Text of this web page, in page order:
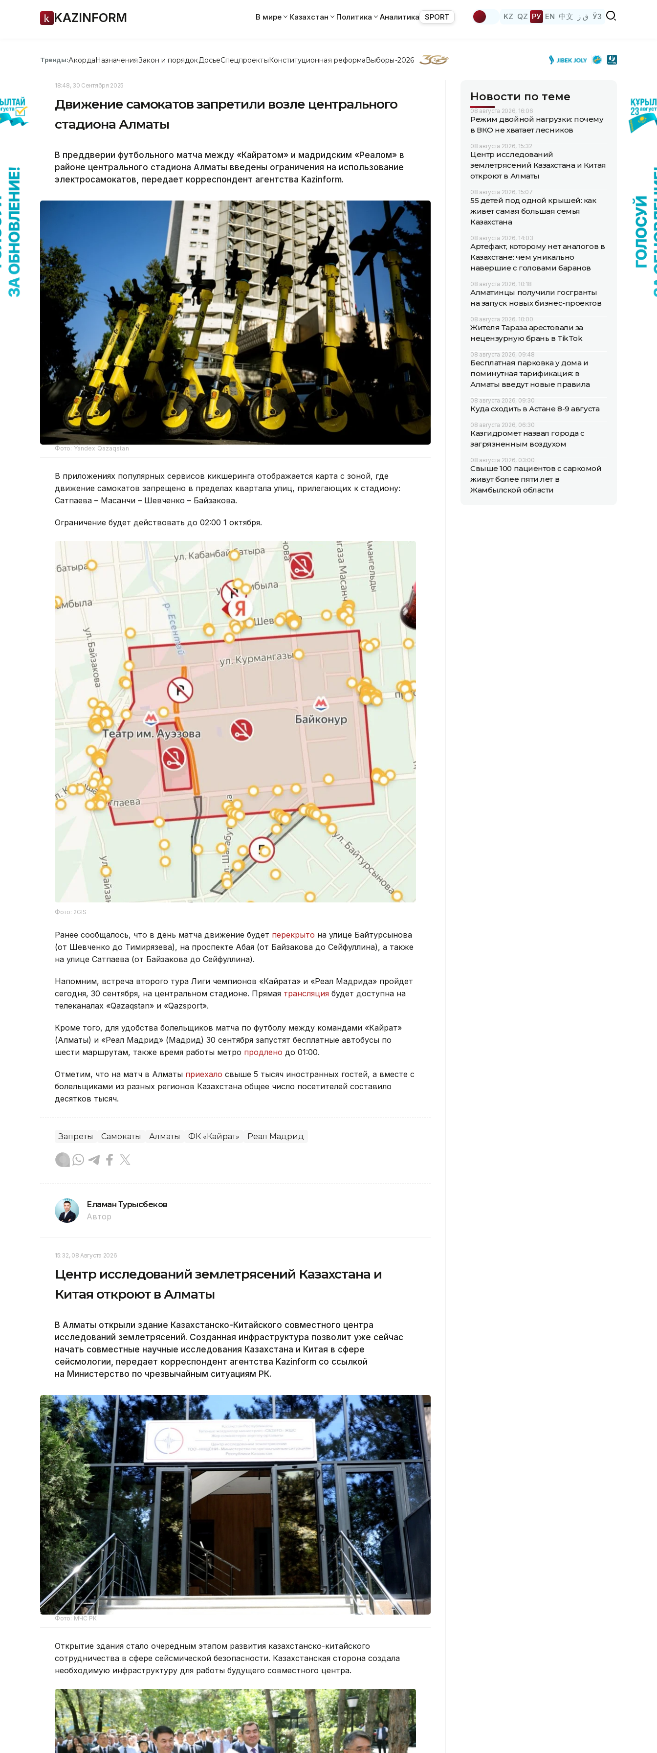
KAZINFORM В мире Казахстан Политика Аналитика SPORT KZ QZ РУ EN 中文 ق ز ЎЗ
Тренды:АкордаНазначенияЗакон и порядок ДосьеСпецпроектыКонституционная реформаВыборы-2026
18:48, 30 Сентября 2025
Движение самокатов запретили возле центрального
стадиона Алматы
В преддверии футбольного матча между «Кайратом» и мадридским «Реалом» в
районе центрального стадиона Алматы введены ограничения на использование
электросамокатов, передает корреспондент агентства Kazinform.
Фото: Yandex Qazaqstan
В приложениях популярных сервисов кикшеринга отображается карта с зоной, где
движение самокатов запрещено в пределах квартала улиц, прилегающих к стадиону:
Сатпаева – Масанчи – Шевченко – Байзакова.
Ограничение будет действовать до 02:00 1 октября.
Фото: 2GIS
Ранее сообщалось, что в день матча движение будет перекрыто на улице Байтурсынова
(от Шевченко до Тимирязева), на проспекте Абая (от Байзакова до Сейфуллина), а также
на улице Сатпаева (от Байзакова до Сейфуллина).
Напомним, встреча второго тура Лиги чемпионов «Кайрата» и «Реал Мадрида» пройдет
сегодня, 30 сентября, на центральном стадионе. Прямая трансляция будет доступна на
телеканалах «Qazaqstan» и «Qazsport».
Кроме того, для удобства болельщиков матча по футболу между командами «Кайрат»
(Алматы) и «Реал Мадрид» (Мадрид) 30 сентября запустят бесплатные автобусы по
шести маршрутам, также время работы метро продлено до 01:00.
Отметим, что на матч в Алматы приехало свыше 5 тысяч иностранных гостей, а вместе с
болельщиками из разных регионов Казахстана общее число посетителей составило
десятков тысяч.
Запреты Самокаты Алматы ФК «Кайрат» Реал Мадрид
Еламан Турысбеков
Автор
15:32, 08 Августа 2026
Центр исследований землетрясений Казахстана и
Китая откроют в Алматы
В Алматы открыли здание Казахстанско-Китайского совместного центра
исследований землетрясений. Созданная инфраструктура позволит уже сейчас
начать совместные научные исследования Казахстана и Китая в сфере
сейсмологии, передает корреспондент агентства Kazinform со ссылкой
на Министерство по чрезвычайным ситуациям РК.
Фото: МЧС РК
Открытие здания стало очередным этапом развития казахстанско-китайского
сотрудничества в сфере сейсмической безопасности. Казахстанская сторона создала
необходимую инфраструктуру для работы будущего совместного центра.
Новости по теме
08 августа 2026, 16:06
Режим двойной нагрузки: почему
в ВКО не хватает лесников
08 августа 2026, 15:32
Центр исследований
землетрясений Казахстана и Китая
откроют в Алматы
08 августа 2026, 15:07
55 детей под одной крышей: как
живет самая большая семья
Казахстана
08 августа 2026, 14:03
Артефакт, которому нет аналогов в
Казахстане: чем уникально
навершие с головами баранов
08 августа 2026, 10:18
Алматинцы получили госгранты
на запуск новых бизнес-проектов
08 августа 2026, 10:00
Жителя Тараза арестовали за
нецензурную брань в TikTok
08 августа 2026, 09:48
Бесплатная парковка у дома и
поминутная тарификация: в
Алматы введут новые правила
08 августа 2026, 09:30
Куда сходить в Астане 8-9 августа
08 августа 2026, 06:30
Казгидромет назвал города с
загрязненным воздухом
08 августа 2026, 03:00
Свыше 100 пациентов с саркомой
живут более пяти лет в
Жамбылской области